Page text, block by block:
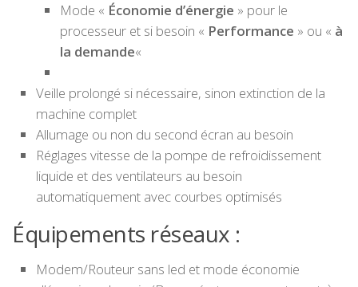
Mode « Économie d’énergie » pour le
processeur et si besoin « Performance » ou « à
la demande«
Veille prolongé si nécessaire, sinon extinction de la
machine complet
Allumage ou non du second écran au besoin
Réglages vitesse de la pompe de refroidissement
liquide et des ventilateurs au besoin
automatiquement avec courbes optimisés
Équipements réseaux :
Modem/Routeur sans led et mode économie